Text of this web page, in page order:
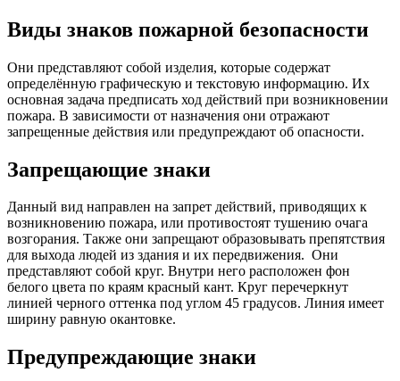
Виды знаков пожарной безопасности
Они представляют собой изделия, которые содержат
определённую графическую и текстовую информацию. Их
основная задача предписать ход действий при возникновении
пожара. В зависимости от назначения они отражают
запрещенные действия или предупреждают об опасности.
Запрещающие знаки
Данный вид направлен на запрет действий, приводящих к
возникновению пожара, или противостоят тушению очага
возгорания. Также они запрещают образовывать препятствия
для выхода людей из здания и их передвижения. Они
представляют собой круг. Внутри него расположен фон
белого цвета по краям красный кант. Круг перечеркнут
линией черного оттенка под углом 45 градусов. Линия имеет
ширину равную окантовке.
Предупреждающие знаки